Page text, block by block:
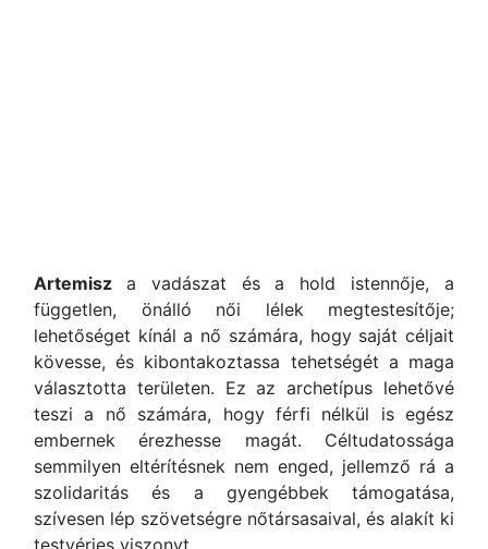
Artemisz a vadászat és a hold istennője, a
független, önálló női lélek megtestesítője;
lehetőséget kínál a nő számára, hogy saját céljait
kövesse, és kibontakoztassa tehetségét a maga
választotta területen. Ez az archetípus lehetővé
teszi a nő számára, hogy férfi nélkül is egész
embernek érezhesse magát. Céltudatossága
semmilyen eltérítésnek nem enged, jellemző rá a
szolidaritás és a gyengébbek támogatása,
szívesen lép szövetségre nőtársasaival, és alakít ki
testvéries viszonyt.